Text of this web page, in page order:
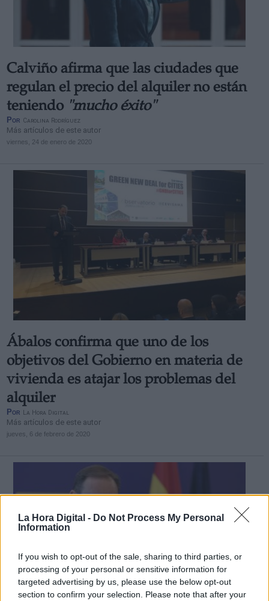
La Hora Digital - Do Not Process My Personal
Information
If you wish to opt-out of the sale, sharing to third parties, or
processing of your personal or sensitive information for
targeted advertising by us, please use the below opt-out
section to confirm your selection. Please note that after your
Calviño afirma que las ciudades que
regulan el precio del alquiler no están
teniendo "mucho éxito"
Por Carolina Rodríguez
Más artículos de este autor
viernes, 24 de enero de 2020
Ábalos confirma que uno de los
objetivos del Gobierno en materia de
vivienda es atajar los problemas del
alquiler
Por La Hora Digital
Más artículos de este autor
jueves, 6 de febrero de 2020
Derechos:
link
Información adicional
link